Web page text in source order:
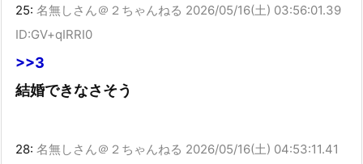
25: 名無しさん＠２ちゃんねる 2026/05/16(土) 03:56:01.39
ID:GV+qIRRI0
>>3
結婚できなさそう
28: 名無しさん＠２ちゃんねる 2026/05/16(土) 04:53:11.41